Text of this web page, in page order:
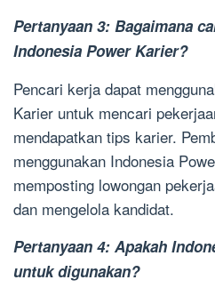
Pertanyaan 3: Bagaimana
Indonesia Power Karier?
Pencari kerja dapat
Karier untuk mencari
mendapatkan tips karier.
menggunakan Indonesia
memposting lowongan
dan mengelola kandidat.
Pertanyaan 4: Apakah
untuk digunakan?